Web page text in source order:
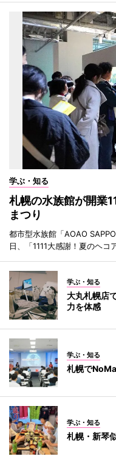
学ぶ・知る
札幌の水族館が開業
まつり
都市型水族館「AOAO
日、「1111大感謝！夏のヘコ
学ぶ・知る
大丸札幌店
力を体感
学ぶ・知る
札幌で
学ぶ・知る
札幌・新琴